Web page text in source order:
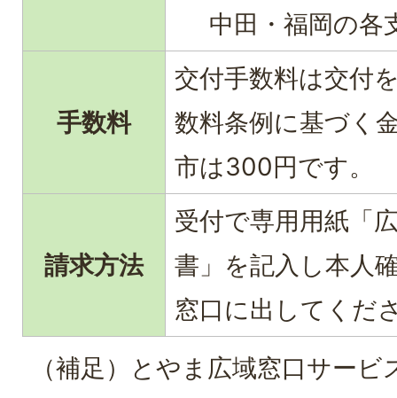
中田・福岡の各
手数料
交付手数料は交付
数料条例に基づく
市は300円です。
請求方法
受付で専用用紙「
書」を記入し本人
窓口に出してくだ
（補足）とやま広域窓口サー